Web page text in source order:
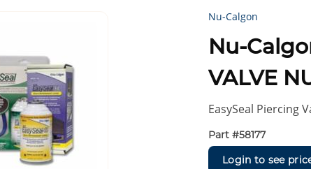
Nu-Calgon
Nu-
VALVE
EasySeal Piercing
Part #58177
Login to see